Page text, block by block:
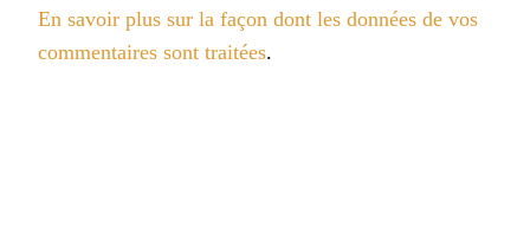
En savoir plus sur la façon dont les données de vos
commentaires sont traitées.